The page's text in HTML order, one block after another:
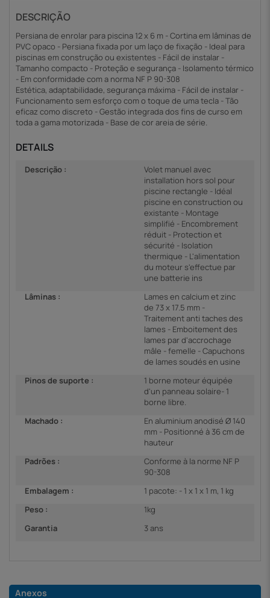
DESCRIÇÃO
Persiana de enrolar para piscina 12 x 6 m - Cortina em lâminas de
PVC opaco - Persiana fixada por um laço de fixação - Ideal para
piscinas em construção ou existentes - Fácil de instalar -
Tamanho compacto - Proteção e segurança - Isolamento térmico
- Em conformidade com a norma NF P 90-308
Estética, adaptabilidade, segurança máxima - Fácil de instalar -
Funcionamento sem esforço com o toque de uma tecla - Tão
eficaz como discreto - Gestão integrada dos fins de curso em
toda a gama motorizada - Base de cor areia de série.
DETAILS
Descrição :
Volet manuel avec
installation hors sol pour
piscine rectangle - Idéal
piscine en construction ou
existante - Montage
simplifié - Encombrement
réduit - Protection et
sécurité - Isolation
thermique - L'alimentation
du moteur s'effectue par
une batterie ins
Lâminas :
Lames en calcium et zinc
de 73 x 17.5 mm -
Traitement anti taches des
lames - Emboitement des
lames par d'accrochage
mâle - femelle - Capuchons
de lames soudés en usine
Pinos de suporte :
1 borne moteur équipée
d'un panneau solaire- 1
borne libre.
Machado :
En aluminium anodisé Ø 140
mm - Positionné à 36 cm de
hauteur
Padrões :
Conforme à la norme NF P
90-308
Embalagem :
1 pacote: - 1 x 1 x 1 m, 1 kg
Peso :
1kg
Garantia
3 ans
Anexos